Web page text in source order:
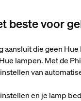
beste voor
aansluit die geen
lampen. Met de
van
en je lamp